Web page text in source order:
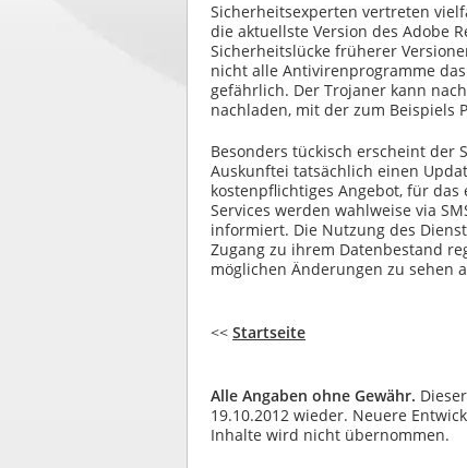
Sicherheitsexperten vertreten
die aktuellste Version des Adobe
Sicherheitslücke früherer
nicht alle Antivirenprogramme
gefährlich. Der Trojaner kann
nachladen, mit der zum Beispiels
Besonders tückisch erscheint der
Auskunftei tatsächlich einen
kostenpflichtiges Angebot, für
Services werden wahlweise via
informiert. Die Nutzung des
Zugang zu ihrem Datenbestand
möglichen Änderungen zu sehen
<< Startseite
Alle Angaben ohne Gewähr.
19.10.2012 wieder. Neuere
Inhalte wird nicht übernommen.